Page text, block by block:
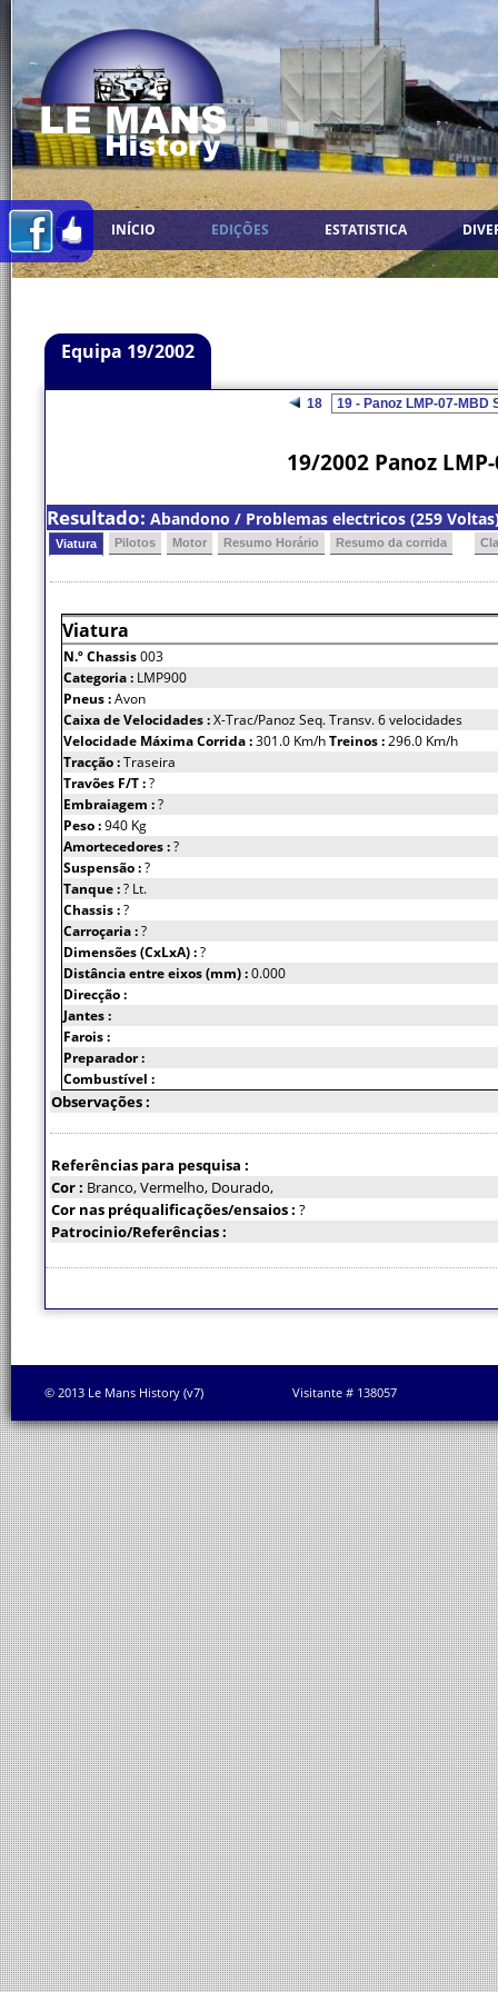
INÍCIO EDIÇÕES ESTATISTICA
Equipa 19/2002
18
19/2002 Panoz
Resultado: Abandono / Problemas electricos (259
Viatura Pilotos Motor Resumo Horário Resumo da corrida
Viatura
N.º Chassis003
Categoria : LMP900
Pneus :Avon
Caixa de Velocidades :X-Trac/Panoz Seq. Transv. 6 velocidades
Velocidade Máxima Corrida :301.0 Km/hTreinos :296.0 Km/h
Tracção :Traseira
Travões F/T :?
Embraiagem :?
Peso :940 Kg
Amortecedores :?
Suspensão :?
Tanque :? Lt.
Chassis :?
Carroçaria :?
Dimensões (CxLxA) :?
Distância entre eixos (mm) :0.000
Direcção :
Jantes :
Farois :
Preparador :
Combustível :
Observações :
Referências para pesquisa :
Cor : Branco, Vermelho, Dourado,
Cor nas préqualificações/ensaios : ?
Patrocinio/Referências :
© 2013 Le Mans History (v7) Visitante # 138057